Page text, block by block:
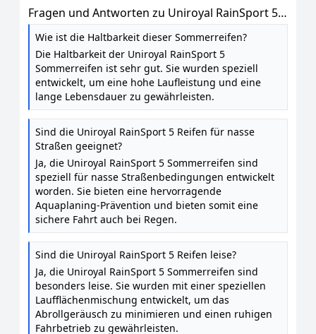
Fragen und Antworten zu Uniroyal RainSport 5 -
195 / 50 R15 82V - C / A/71 - Sommerreifen (PKW)
Wie ist die Haltbarkeit dieser Sommerreifen?
Die Haltbarkeit der Uniroyal RainSport 5
Sommerreifen ist sehr gut. Sie wurden speziell
entwickelt, um eine hohe Laufleistung und eine
lange Lebensdauer zu gewährleisten.
Sind die Uniroyal RainSport 5 Reifen für nasse
Straßen geeignet?
Ja, die Uniroyal RainSport 5 Sommerreifen sind
speziell für nasse Straßenbedingungen entwickelt
worden. Sie bieten eine hervorragende
Aquaplaning-Prävention und bieten somit eine
sichere Fahrt auch bei Regen.
Sind die Uniroyal RainSport 5 Reifen leise?
Ja, die Uniroyal RainSport 5 Sommerreifen sind
besonders leise. Sie wurden mit einer speziellen
Laufflächenmischung entwickelt, um das
Abrollgeräusch zu minimieren und einen ruhigen
Fahrbetrieb zu gewährleisten.